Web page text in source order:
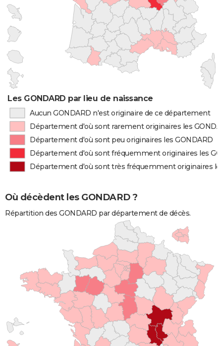
Les GONDARD par lieu de naissance
Aucun GONDARD n'est originaire de ce département
Département d'où sont rarement originaires les
Département d'où sont peu originaires les GONDARD
Département d'où sont fréquemment originaires les
Département d'où sont très fréquemment originaires
Où décèdent les GONDARD ?
Répartition des GONDARD par département de décès.